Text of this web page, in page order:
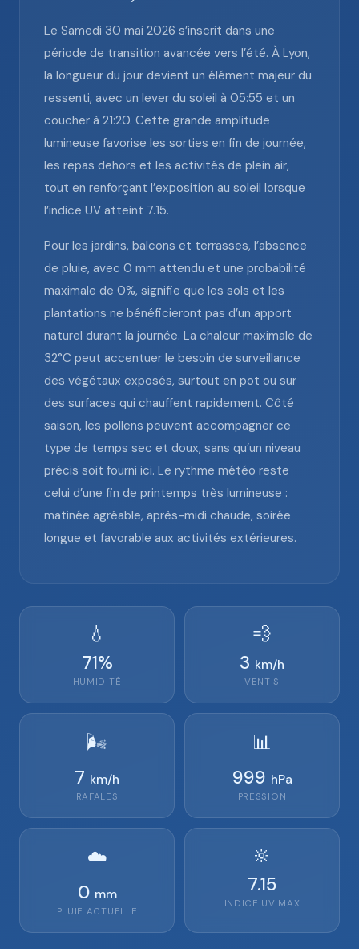
Le Samedi 30 mai 2026 s’inscrit dans une
période de transition avancée vers l’été. À Lyon,
la longueur du jour devient un élément majeur du
ressenti, avec un lever du soleil à 05:55 et un
coucher à 21:20. Cette grande amplitude
lumineuse favorise les sorties en fin de journée,
les repas dehors et les activités de plein air,
tout en renforçant l’exposition au soleil lorsque
l’indice UV atteint 7.15.
Pour les jardins, balcons et terrasses, l’absence
de pluie, avec 0 mm attendu et une probabilité
maximale de 0%, signifie que les sols et les
plantations ne bénéficieront pas d’un apport
naturel durant la journée. La chaleur maximale de
32°C peut accentuer le besoin de surveillance
des végétaux exposés, surtout en pot ou sur
des surfaces qui chauffent rapidement. Côté
saison, les pollens peuvent accompagner ce
type de temps sec et doux, sans qu’un niveau
précis soit fourni ici. Le rythme météo reste
celui d’une fin de printemps très lumineuse :
matinée agréable, après-midi chaude, soirée
longue et favorable aux activités extérieures.
💧
71%
HUMIDITÉ
💨
3 km/h
VENT S
🌬️
7 km/h
RAFALES
📊
999 hPa
PRESSION
☁️
0 mm
PLUIE ACTUELLE
🔆
7.15
INDICE UV MAX